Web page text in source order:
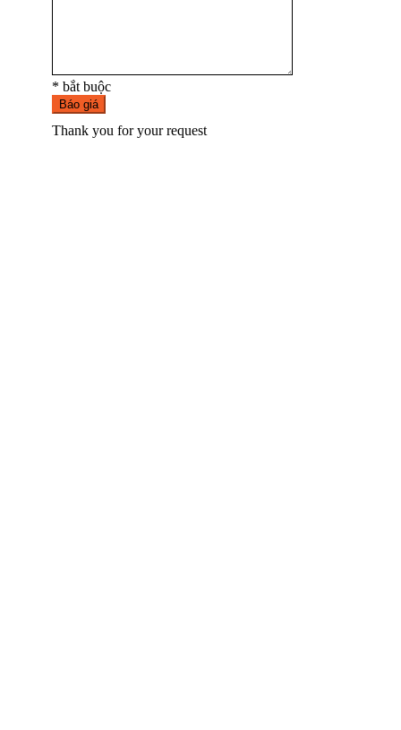
* bắt buộc
Báo giá
Thank you for your request